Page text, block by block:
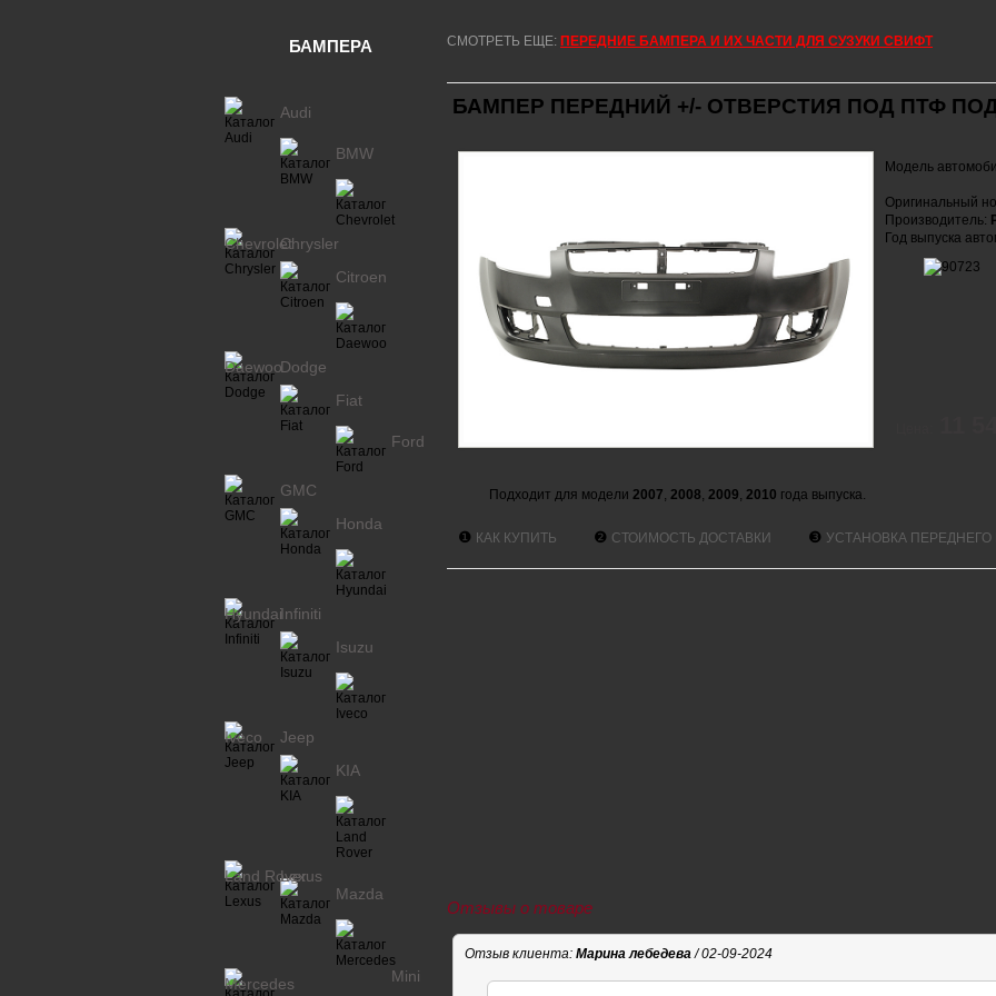
СМОТРЕТЬ ЕЩЕ: ПЕРЕДНИЕ БАМПЕРА И ИХ ЧАСТИ ДЛЯ СУЗУКИ СВИФТ
БАМПЕР ПЕРЕДНИЙ +/- ОТВЕРСТИЯ ПОД ПТФ
Модель
Оригинальный
Производитель:
Год выпуска
Подходит для модели 2007 2008 2009 2010 года выпуска.
❶ КАК КУПИТЬ ❷ СТОИМОСТЬ ДОСТАВКИ ❸ УСТАНОВКА
Отзывы о товаре
Отзыв клиента: Марина лебедева / 02-09-2024
БАМПЕРА
Audi
BMW
ChevroletChrysler
Citroen
DaewooDodge
Fiat
Ford
GMC
Honda
HyundaiInfiniti
Isuzu
Iveco
Jeep
KIA
Land Rover
Lexus
Mazda
Mercedes Mini